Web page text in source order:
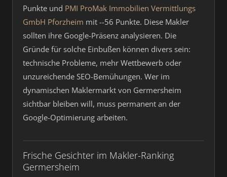
Punkte und PMI ProMak Immobilien Vermittlungs
GmbH Pforzheim mit --56 Punkte. Diese Makler
sollten ihre Google-Präsenz analysieren. Die
Gründe für solche Einbußen können divers sein:
technische Probleme, mehr Wettbewerb oder
unzureichende SEO-Bemühungen. Wer im
dynamischen Maklermarkt von Germersheim
sichtbar bleiben will, muss permanent an der
Google-Optimierung arbeiten.
Frische Gesichter im Makler-Ranking
Germersheim